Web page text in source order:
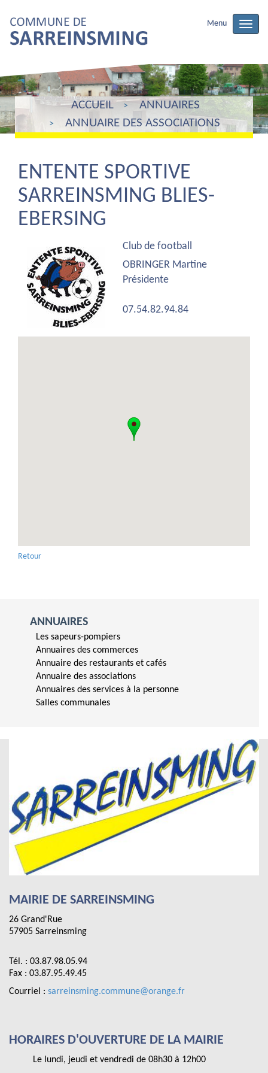
Toggle
Menu
ACCUEIL
ANNUAIRES
ANNUAIRE DES ASSOCIATIONS
ENTENTE SPORTIVE
SARREINSMING BLIES-
EBERSING
Club de football
OBRINGER Martine
Présidente
07.54.82.94.84
Retour
ANNUAIRES
Les sapeurs-pompiers
Annuaires des commerces
Annuaire des restaurants et cafés
Annuaire des associations
Annuaires des services à la personne
Salles communales
MAIRIE DE SARREINSMING
26 Grand'Rue
57905 Sarreinsming
Tél. : 03.87.98.05.94
Fax : 03.87.95.49.45
Courriel : sarreinsming.commune@orange.fr
HORAIRES D'OUVERTURE DE LA MAIRIE
Le lundi, jeudi et vendredi de 08h30 à 12h00